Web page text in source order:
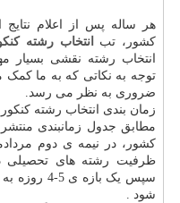
هر ساله پس از اعلام
کشور، تب
انتخاب رشته
انتخاب رشته نقشی بسیار
توجه به نکاتی که به ما کمک
ضروری به نظر می رسد.
زمان بندی انتخاب رشته کنکور
مطابق جدول زمانبندی
کشور، در نیمه ی دوم
ظرفیت رشته های تحصیلی
سپس یک
شود .